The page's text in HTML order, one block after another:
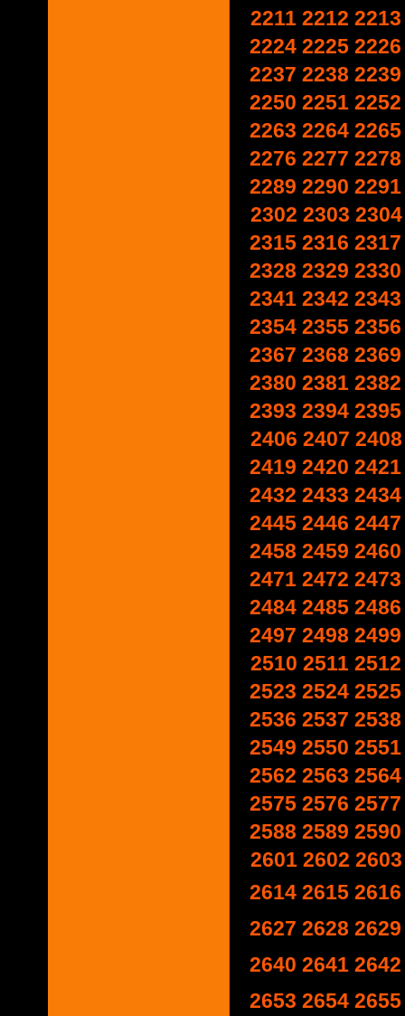
2211 2212 2213
2224 2225 2226
2237 2238 2239
2250 2251 2252
2263 2264 2265
2276 2277 2278
2289 2290 2291
2302 2303 2304
2315 2316 2317
2328 2329 2330
2341 2342 2343
2354 2355 2356
2367 2368 2369
2380 2381 2382
2393 2394 2395
2406 2407 2408
2419 2420 2421
2432 2433 2434
2445 2446 2447
2458 2459 2460
2471 2472 2473
2484 2485 2486
2497 2498 2499
2510 2511 2512
2523 2524 2525
2536 2537 2538
2549 2550 2551
2562 2563 2564
2575 2576 2577
2588 2589 2590
2601 2602 2603
2614 2615 2616
2627 2628 2629
2640 2641 2642
2653 2654 2655